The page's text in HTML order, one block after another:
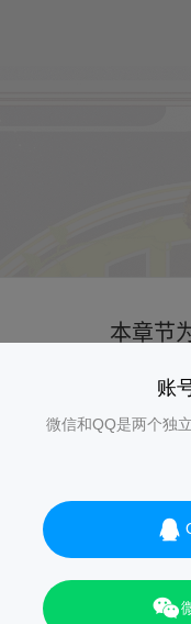
账
微信和QQ是两个独